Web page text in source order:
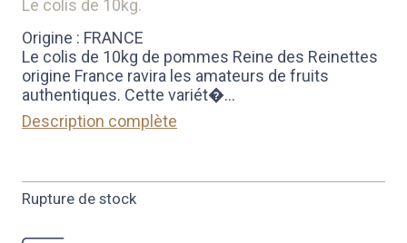
le colis de 10kg.
Origine : FRANCE
Le colis de 10kg de pommes Reine des Reinettes
origine France ravira les amateurs de fruits
authentiques. Cette variét�...
Description complète
Rupture de stock